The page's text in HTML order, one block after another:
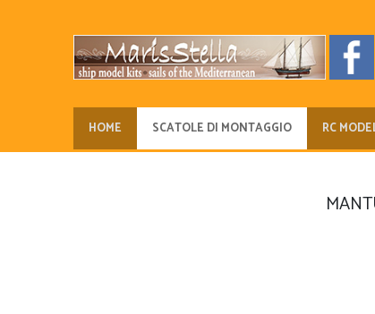
HOME SCATOLE DI MONTAGGIO RC